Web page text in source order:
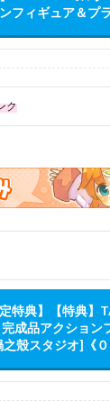
フィギュア＆プ
ク
特典】【特典】
成品アクション
殼スタジオ]《０